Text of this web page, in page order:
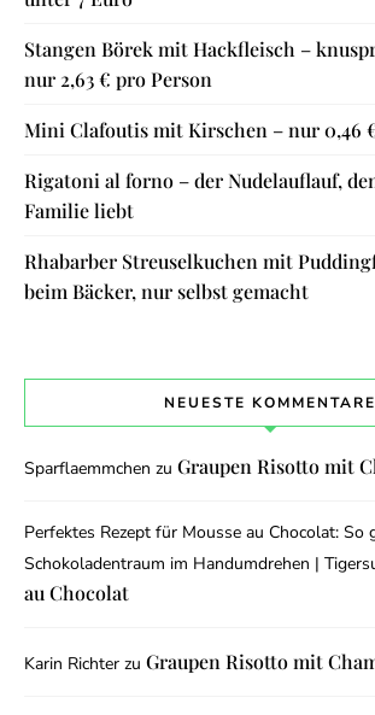
Stangen Börek mit Hackfleisch –
nur 2,63 € pro Person
Mini Clafoutis mit Kirschen – nur 0,46
Rigatoni al forno – der Nudelauflauf,
Familie liebt
Rhabarber Streuselkuchen mit
beim Bäcker, nur selbst gemacht
NEUESTE KOMMENTARE
Sparflaemmchen zu Graupen Risotto mit
Perfektes Rezept für Mousse au Chocolat: So
Schokoladentraum im Handumdrehen |
au Chocolat
Karin Richter zu Graupen Risotto mit